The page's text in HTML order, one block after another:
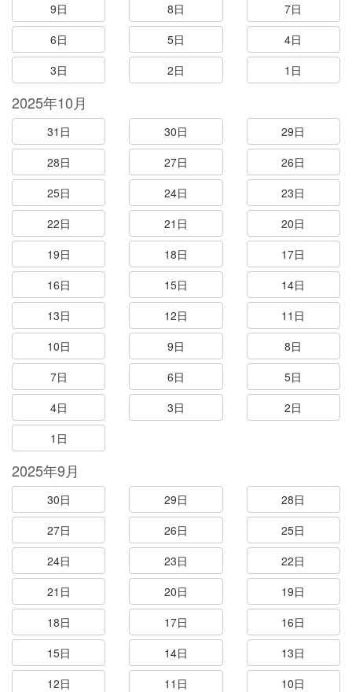
9日
8日
7日
6日
5日
4日
3日
2日 1日
2025年10月
31日 30日
29日
28日
27日
26日
25日
24日
23日
22日
21日
20日
19日
18日
17日
16日
15日
14日
13日
12日
11日
10日
9日
8日
7日
6日
5日
4日
3日
2日
1日
2025年9月
30日 29日
28日
27日
26日
25日
24日
23日
22日
21日
20日
19日
18日
17日
16日
15日
14日
13日
12日
11日
10日